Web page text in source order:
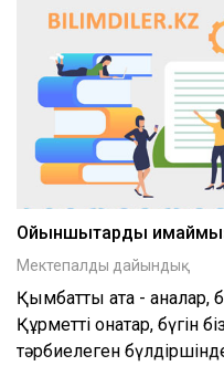
Ойыншықтарды
Мектепалды дайындық
Қымбатты ата - аналар,
Құрметті қонақтар,
тәрбиелеген